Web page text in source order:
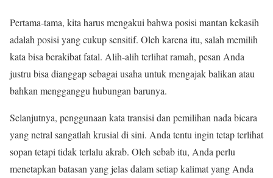
Pertama-tama, kita harus mengakui bahwa posisi mantan kekasih
adalah posisi yang cukup sensitif. Oleh karena itu, salah memilih
kata bisa berakibat fatal. Alih-alih terlihat ramah, pesan Anda
justru bisa dianggap sebagai usaha untuk mengajak balikan atau
bahkan mengganggu hubungan barunya.
Selanjutnya, penggunaan kata transisi dan pemilihan nada bicara
yang netral sangatlah krusial di sini. Anda tentu ingin tetap terlihat
sopan tetapi tidak terlalu akrab. Oleh sebab itu, Anda perlu
menetapkan batasan yang jelas dalam setiap kalimat yang Anda